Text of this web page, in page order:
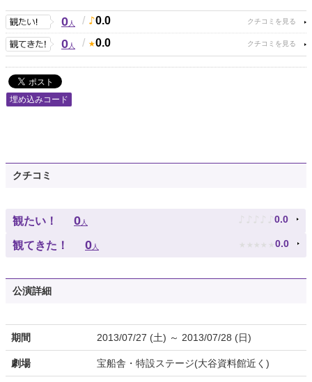
0人 / 0.0
0人 / 0.0
埋め込みコード
クチコミ
観たい！ 0人 ♪ ♪ ♪ ♪ ♪ 0.0
観てきた！ 0人 ★ ★ ★ ★ ★ 0.0
公演詳細
期間 2013/07/27 (土) ～ 2013/07/28 (日)
劇場 宝船舎・特設ステージ(大谷資料館近く)